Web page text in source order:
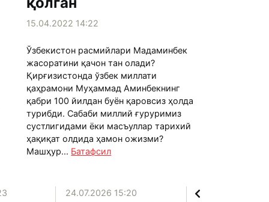
15.04.2022 14:22
Ўзбекистон расмийлари Мадаминбек
жасоратини қачон тан олади?
Қирғизистонда ўзбек миллати
қаҳрамони Муҳаммад Аминбекнинг
қабри 100 йилдан буён қаровсиз ҳолда
турибди. Сабаби миллий ғуруримиз
сустлигидами ёки масъуллар тарихий
ҳақиқат олдида ҳамон ожизми?
Машҳур... Батафсил
24.07.2026 15:20 20.07.2026 12:06